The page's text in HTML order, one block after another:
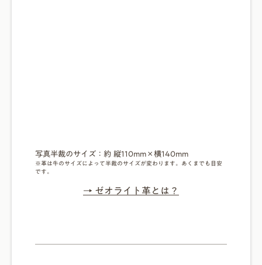
写真半裁のサイズ： 約 縦110mm×横140mm
※革は牛のサイズによって半裁のサイズが変わります。あくまでも目安
です。
→ ゼオライト革とは？